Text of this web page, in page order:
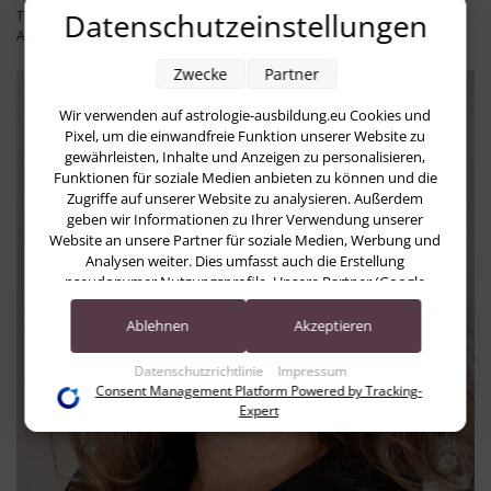
Tutorenleiterin
Astrologin, DAV-Mitglied, 89134 Blaustein
Datenschutzeinstellungen
Wir verwenden auf astrologie-ausbildung.eu Cookies und
Pixel, um die einwandfreie Funktion unserer Website zu
gewährleisten, Inhalte und Anzeigen zu personalisieren,
Funktionen für soziale Medien anbieten zu können und die
Zugriffe auf unserer Website zu analysieren. Außerdem
geben wir Informationen zu Ihrer Verwendung unserer
Website an unsere Partner für soziale Medien, Werbung und
Analysen weiter. Dies umfasst auch die Erstellung
pseudonymer Nutzungsprofile. Unsere Partner (Google
Advertising Products) führen diese Informationen
möglicherweise mit weiteren Daten zusammen, die Sie ihnen
Accounts) oder welche sie im Rahmen Ihrer Nutzung der
Dienste gesammelt haben (bspw. Nutzungsdaten anderer
Geräte). Ihre Einwilligung zur Nutzung von Cookies und
Datenschutz-Button links unten klicken und dort die
entsprechenden Anpassungen vornehmen.
Datenschutzrichtlinie Impressum
Zwecke Partner
Ablehnen Akzeptieren
Consent Management Platform Powered by Tracking-
Expert